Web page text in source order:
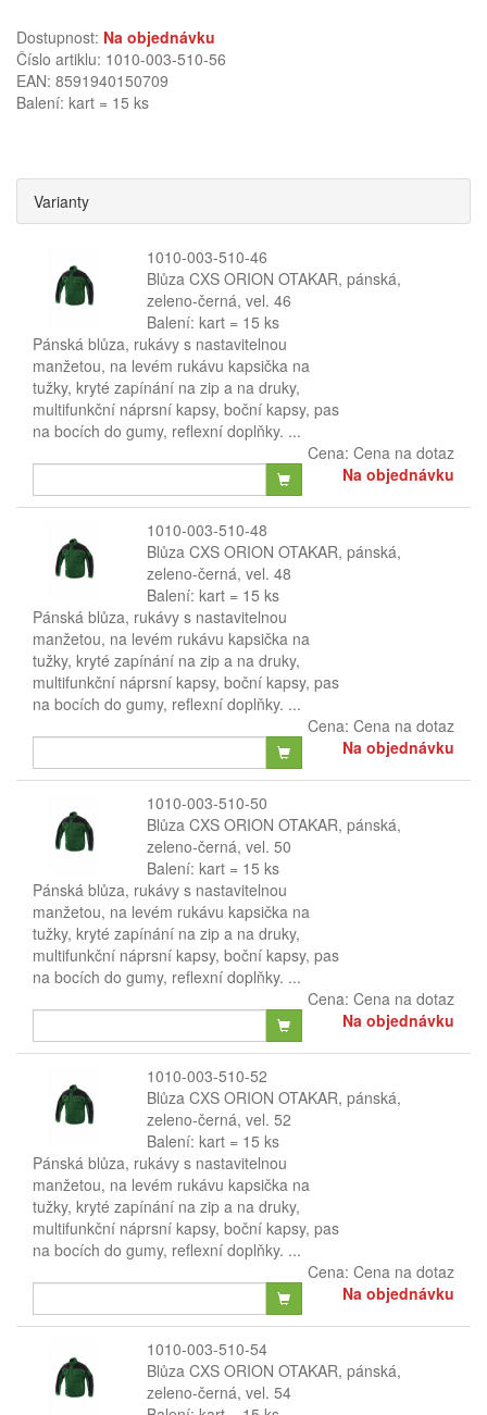
Dostupnost: Na objednávku
Číslo artiklu: 1010-003-510-56
EAN: 8591940150709
Balení: kart = 15 ks
Varianty
1010-003-510-46
Blůza CXS ORION OTAKAR, pánská,
zeleno-černá, vel. 46
Balení: kart = 15 ks
Pánská blůza, rukávy s nastavitelnou
manžetou, na levém rukávu kapsička na
tužky, kryté zapínání na zip a na druky,
multifunkční náprsní kapsy, boční kapsy, pas
na bocích do gumy, reflexní doplňky. ...
Cena: Cena na dotaz
Na objednávku
1010-003-510-48
Blůza CXS ORION OTAKAR, pánská,
zeleno-černá, vel. 48
Balení: kart = 15 ks
Pánská blůza, rukávy s nastavitelnou
manžetou, na levém rukávu kapsička na
tužky, kryté zapínání na zip a na druky,
multifunkční náprsní kapsy, boční kapsy, pas
na bocích do gumy, reflexní doplňky. ...
Cena: Cena na dotaz
Na objednávku
1010-003-510-50
Blůza CXS ORION OTAKAR, pánská,
zeleno-černá, vel. 50
Balení: kart = 15 ks
Pánská blůza, rukávy s nastavitelnou
manžetou, na levém rukávu kapsička na
tužky, kryté zapínání na zip a na druky,
multifunkční náprsní kapsy, boční kapsy, pas
na bocích do gumy, reflexní doplňky. ...
Cena: Cena na dotaz
Na objednávku
1010-003-510-52
Blůza CXS ORION OTAKAR, pánská,
zeleno-černá, vel. 52
Balení: kart = 15 ks
Pánská blůza, rukávy s nastavitelnou
manžetou, na levém rukávu kapsička na
tužky, kryté zapínání na zip a na druky,
multifunkční náprsní kapsy, boční kapsy, pas
na bocích do gumy, reflexní doplňky. ...
Cena: Cena na dotaz
Na objednávku
1010-003-510-54
Blůza CXS ORION OTAKAR, pánská,
zeleno-černá, vel. 54